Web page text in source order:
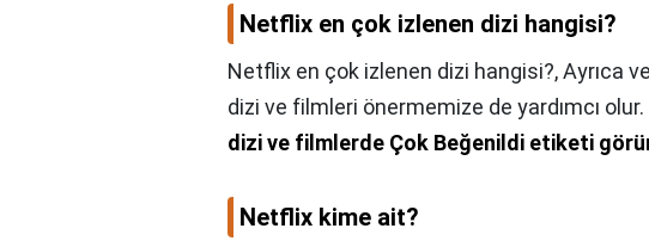
Netflix en çok izlenen dizi hangisi?
Netflix en çok izlenen dizi hangisi?,Ayrıca
dizi ve filmleri önermemize de yardımcı olur.
dizi ve filmlerde Çok Beğenildi etiketi
Netflix kime ait?